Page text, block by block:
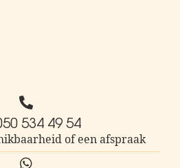
534 49 54
of een afspraak